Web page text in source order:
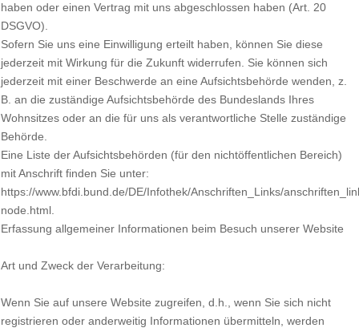
haben oder einen Vertrag mit uns abgeschlossen haben (Art. 20
DSGVO).
Sofern Sie uns eine Einwilligung erteilt haben, können Sie diese
jederzeit mit Wirkung für die Zukunft widerrufen. Sie können sich
jederzeit mit einer Beschwerde an eine Aufsichtsbehörde wenden, z.
B. an die zuständige Aufsichtsbehörde des Bundeslands Ihres
Wohnsitzes oder an die für uns als verantwortliche Stelle zuständige
Behörde.
Eine Liste der Aufsichtsbehörden (für den nichtöffentlichen Bereich)
mit Anschrift finden Sie unter:
https://www.bfdi.bund.de/DE/Infothek/Anschriften_Links/
node.html.
Erfassung allgemeiner Informationen beim Besuch unserer Website
Art und Zweck der Verarbeitung:
Wenn Sie auf unsere Website zugreifen, d.h., wenn Sie sich nicht
registrieren oder anderweitig Informationen übermitteln, werden